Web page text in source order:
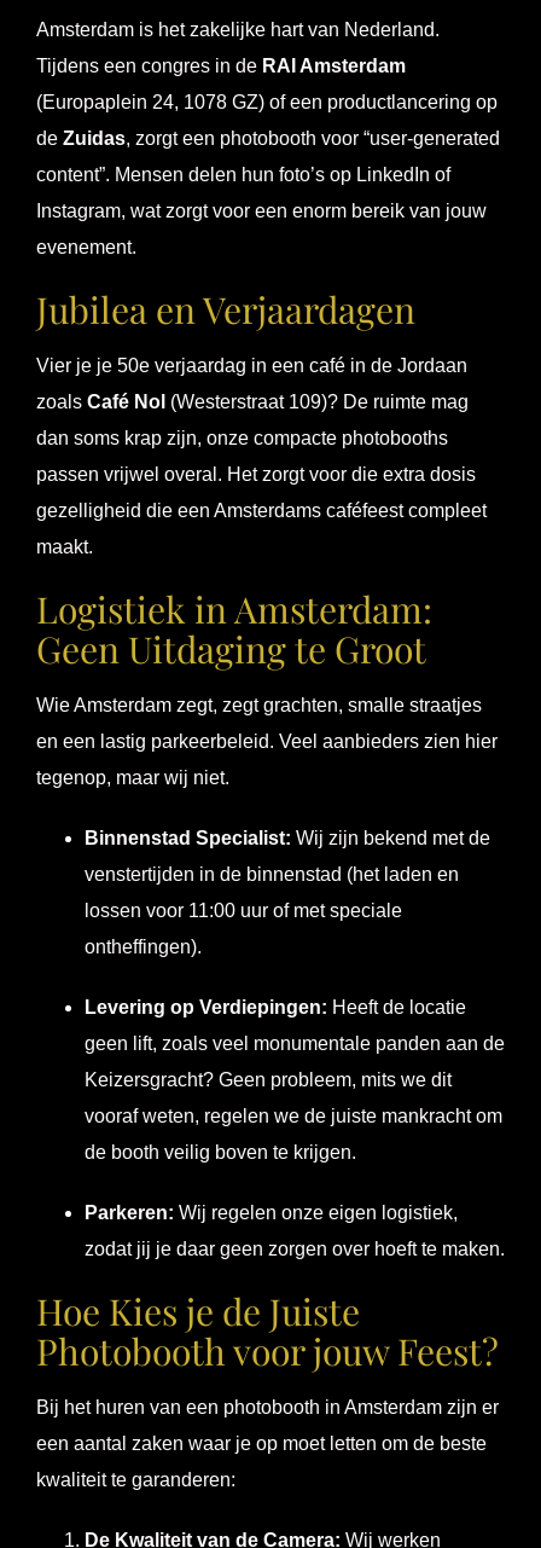
Amsterdam is het zakelijke hart van Nederland.
Tijdens een congres in de RAI Amsterdam
(Europaplein 24, 1078 GZ) of een productlancering op
de Zuidas, zorgt een photobooth voor “user-generated
content”. Mensen delen hun foto’s op LinkedIn of
Instagram, wat zorgt voor een enorm bereik van jouw
evenement.
Jubilea en Verjaardagen
Vier je je 50e verjaardag in een café in de Jordaan
zoals Café Nol (Westerstraat 109)? De ruimte mag
dan soms krap zijn, onze compacte photobooths
passen vrijwel overal. Het zorgt voor die extra dosis
gezelligheid die een Amsterdams caféfeest compleet
maakt.
Logistiek in Amsterdam:
Geen Uitdaging te Groot
Wie Amsterdam zegt, zegt grachten, smalle straatjes
en een lastig parkeerbeleid. Veel aanbieders zien hier
tegenop, maar wij niet.
Binnenstad Specialist: Wij zijn bekend met de
venstertijden in de binnenstad (het laden en
lossen voor 11:00 uur of met speciale
ontheffingen).
Levering op Verdiepingen: Heeft de locatie
geen lift, zoals veel monumentale panden aan de
Keizersgracht? Geen probleem, mits we dit
vooraf weten, regelen we de juiste mankracht om
de booth veilig boven te krijgen.
Parkeren: Wij regelen onze eigen logistiek,
zodat jij je daar geen zorgen over hoeft te maken.
Hoe Kies je de Juiste
Photobooth voor jouw Feest?
Bij het huren van een photobooth in Amsterdam zijn er
een aantal zaken waar je op moet letten om de beste
kwaliteit te garanderen:
De Kwaliteit van de Camera: Wij werken